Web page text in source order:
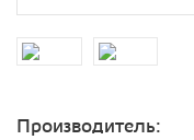
Производитель: